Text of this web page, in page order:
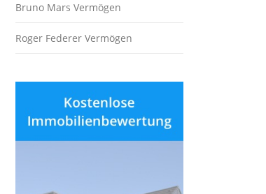
Bruno Mars Vermögen
Roger Federer Vermögen